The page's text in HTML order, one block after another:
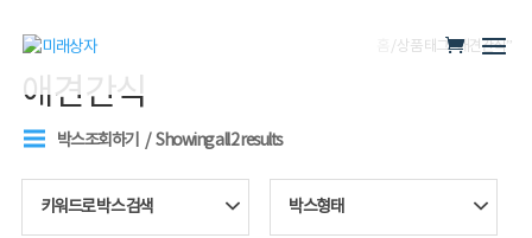
/ 상품 태그 “애견간식”
애견간식
박스조회하기 Showing all 2 results
키워드로 박스 검색 박스형태